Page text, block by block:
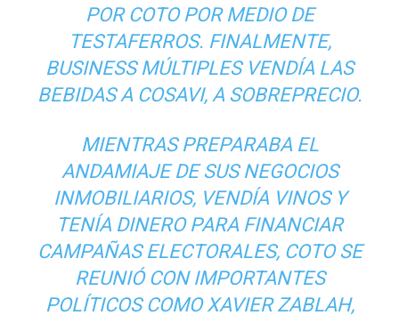
POR COTO POR MEDIO DE
TESTAFERROS. FINALMENTE,
BUSINESS MÚLTIPLES VENDÍA LAS
BEBIDAS A COSAVI, A SOBREPRECIO.
MIENTRAS PREPARABA EL
ANDAMIAJE DE SUS NEGOCIOS
INMOBILIARIOS, VENDÍA VINOS Y
TENÍA DINERO PARA FINANCIAR
CAMPAÑAS ELECTORALES, COTO SE
REUNIÓ CON IMPORTANTES
POLÍTICOS COMO XAVIER ZABLAH,